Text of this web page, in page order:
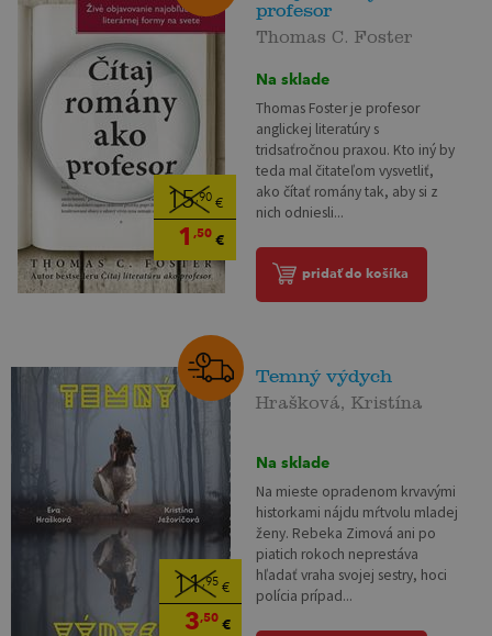
15,90 €
1 ,50 €
profesor
Thomas C. Foster
Na sklade
Thomas Foster je profesor
anglickej literatúry s
tridsaťročnou praxou. Kto iný by
teda mal čitateľom vysvetliť,
ako čítať romány tak, aby si z
nich odniesli...
pridať do košíka
11,95€
3,50€
Temný výdych
Hrašková, Kristína
Na sklade
Na mieste opradenom krvavými
historkami nájdu mŕtvolu mladej
ženy. Rebeka Zimová ani po
piatich rokoch neprestáva
hľadať vraha svojej sestry, hoci
polícia prípad...